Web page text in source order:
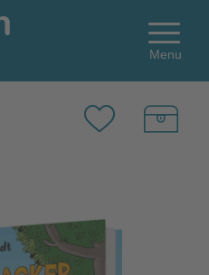
Menu